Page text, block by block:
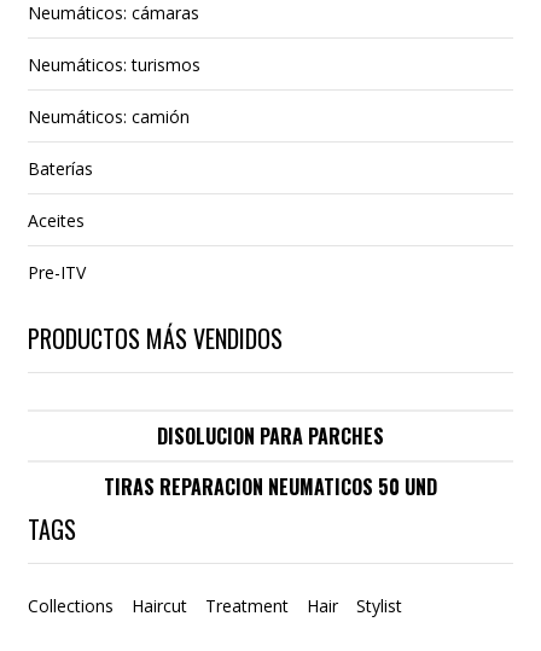
Neumáticos: cámaras
Neumáticos: turismos
Neumáticos: camión
Baterías
Aceites
Pre-ITV
PRODUCTOS MÁS VENDIDOS
DISOLUCION PARA PARCHES
TIRAS REPARACION NEUMATICOS 50 UND
TAGS
Collections Haircut Treatment Hair Stylist